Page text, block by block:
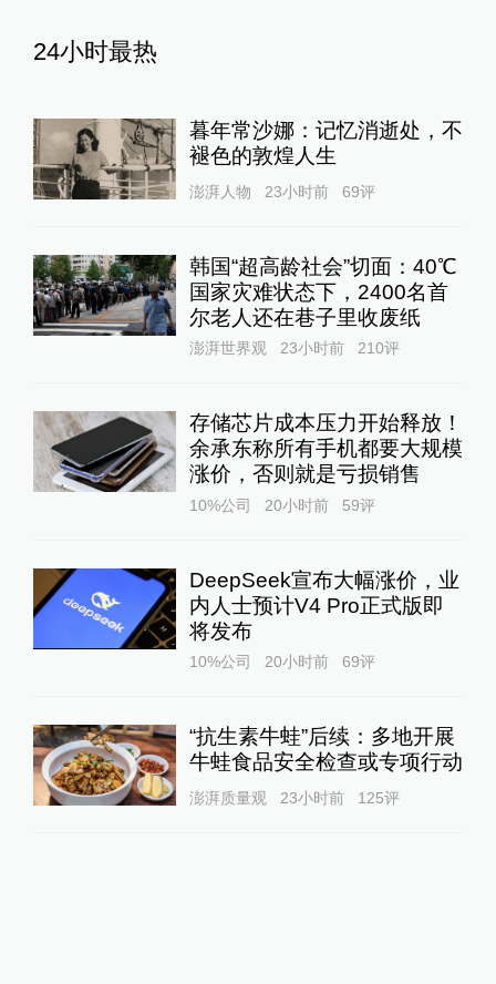
24小时最热
暮年常沙娜：记忆消逝处，不
褪色的敦煌人生
澎湃人物 23小时前 69评
韩国“超高龄社会”切面：40℃
国家灾难状态下，2400名首
尔老人还在巷子里收废纸
澎湃世界观 23小时前 210评
存储芯片成本压力开始释放！
余承东称所有手机都要大规模
涨价，否则就是亏损销售
10%公司 20小时前 59评
DeepSeek宣布大幅涨价，业
内人士预计V4 Pro正式版即
将发布
10%公司 20小时前 69评
“抗生素牛蛙”后续：多地开展
牛蛙食品安全检查或专项行动
澎湃质量观 23小时前 125评